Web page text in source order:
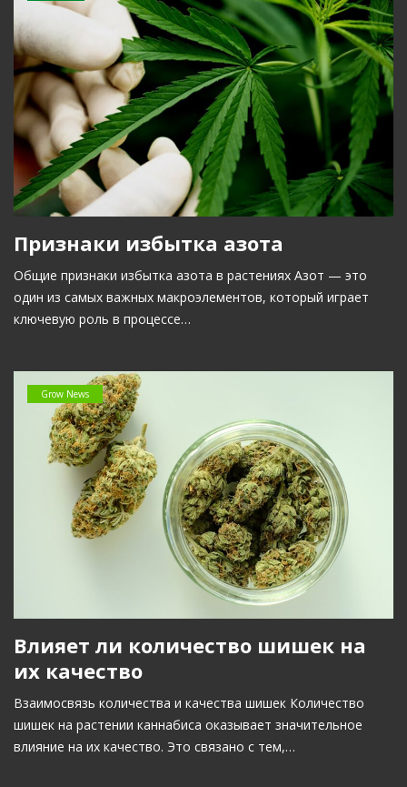
Признаки избытка азота
Общие признаки избытка азота в растениях Азот — это
один из самых важных макроэлементов, который играет
ключевую роль в процессе…
Grow News
Влияет ли количество шишек на
их качество
Взаимосвязь количества и качества шишек Количество
шишек на растении каннабиса оказывает значительное
влияние на их качество. Это связано с тем,…